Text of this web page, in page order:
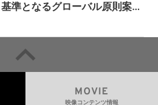
基準となるグローバル原則案を
るための統一的な枠組みを提案
MOVIE
映像コンテンツ情報